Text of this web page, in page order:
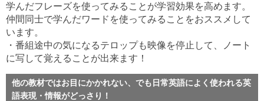
学んだフレーズを使ってみることが学習効果を高めます。
仲間同士で学んだワードを使ってみることをおススメして
います。
・番組途中の気になるテロップも映像を停止して、ノート
に写して覚えることが出来ます！
他の教材ではお目にかかれない、でも日常英語によく使われる英
語表現・情報がどっさり！